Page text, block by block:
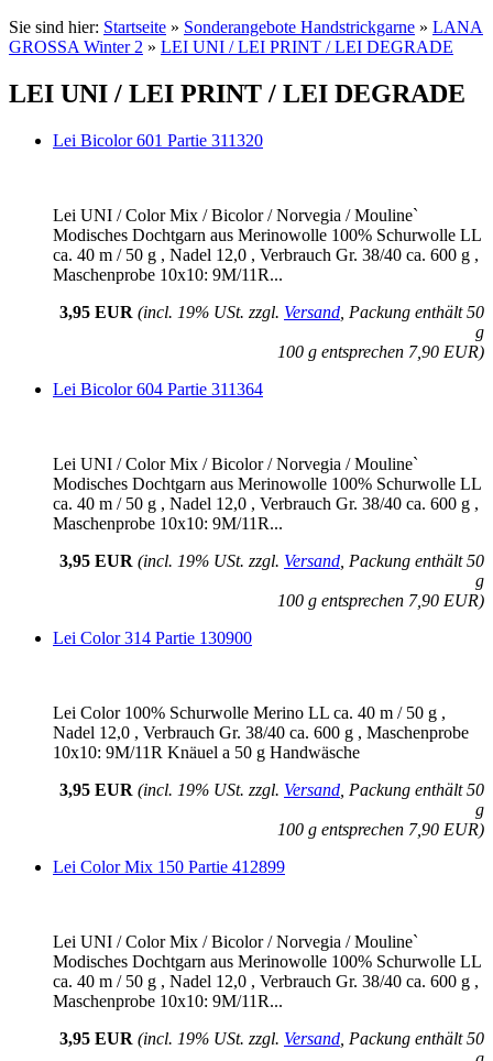
Sie sind hier: Startseite » Sonderangebote Handstrickgarne » LANA
GROSSA Winter 2 » LEI UNI / LEI PRINT / LEI DEGRADE
LEI UNI / LEI PRINT / LEI DEGRADE
Lei Bicolor 601 Partie 311320
Lei UNI / Color Mix / Bicolor / Norvegia / Mouline`
Modisches Dochtgarn aus Merinowolle 100% Schurwolle LL
ca. 40 m / 50 g , Nadel 12,0 , Verbrauch Gr. 38/40 ca. 600 g ,
Maschenprobe 10x10: 9M/11R...
3,95 EUR (incl. 19% USt. zzgl. Versand , Packung enthält 50
g
100 g entsprechen 7,90 EUR)
Lei Bicolor 604 Partie 311364
Lei UNI / Color Mix / Bicolor / Norvegia / Mouline`
Modisches Dochtgarn aus Merinowolle 100% Schurwolle LL
ca. 40 m / 50 g , Nadel 12,0 , Verbrauch Gr. 38/40 ca. 600 g ,
Maschenprobe 10x10: 9M/11R...
3,95 EUR (incl. 19% USt. zzgl. Versand , Packung enthält 50
g
100 g entsprechen 7,90 EUR)
Lei Color 314 Partie 130900
Lei Color 100% Schurwolle Merino LL ca. 40 m / 50 g ,
Nadel 12,0 , Verbrauch Gr. 38/40 ca. 600 g , Maschenprobe
10x10: 9M/11R Knäuel a 50 g Handwäsche
3,95 EUR (incl. 19% USt. zzgl. Versand , Packung enthält 50
g
100 g entsprechen 7,90 EUR)
Lei Color Mix 150 Partie 412899
Lei UNI / Color Mix / Bicolor / Norvegia / Mouline`
Modisches Dochtgarn aus Merinowolle 100% Schurwolle LL
ca. 40 m / 50 g , Nadel 12,0 , Verbrauch Gr. 38/40 ca. 600 g ,
Maschenprobe 10x10: 9M/11R...
3,95 EUR (incl. 19% USt. zzgl. Versand , Packung enthält 50